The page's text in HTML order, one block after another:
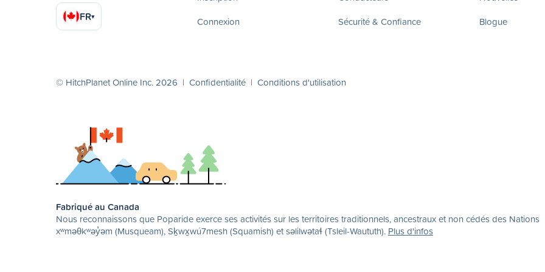
FR▾
Connexion
Sécurité & Confiance
Blogue
© HitchPlanet Online Inc. 2026 | Confidentialité | Conditions d'utilisation
Fabriqué au Canada
Nous reconnaissons que Poparide exerce ses activités sur les territoires traditionnels, ancestraux et non cédés des Nations
xʷməθkʷəy̓əm (Musqueam), Sḵwx̱wú7mesh (Squamish) et səlilwətaɬ (Tsleil-Waututh). Plus d'infos